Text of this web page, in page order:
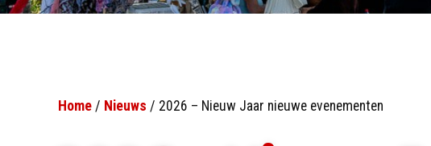
Home / Nieuws / 2026 – Nieuw Jaar nieuwe evenementen